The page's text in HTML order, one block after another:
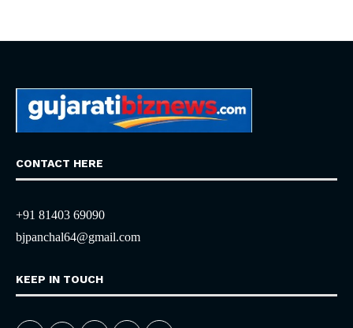
CONTACT HERE
+91 81403 69090
bjpanchal64@gmail.com
KEEP IN TOUCH